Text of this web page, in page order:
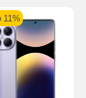
11%